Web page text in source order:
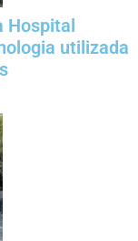
Hospital
utilizada